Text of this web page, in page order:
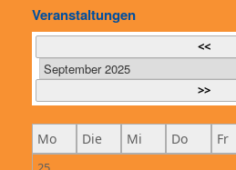
Veranstaltungen
<<
>>
Mo Die Mi Do Fr